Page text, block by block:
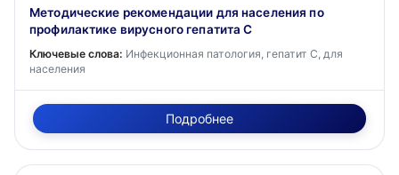
Методические рекомендации для населения по
профилактике вирусного гепатита С
Ключевые слова: Инфекционная патология, гепатит С, для
населения
Подробнее